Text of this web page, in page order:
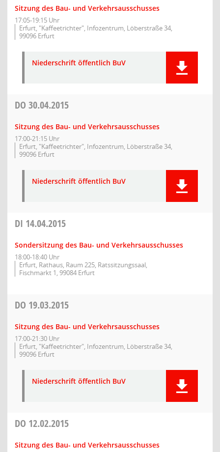
Sitzung des Bau- und Verkehrsausschusses
17:05-19:15 Uhr
Erfurt, "Kaffeetrichter", Infozentrum, Löberstraße 34,
99096 Erfurt
Niederschrift öffentlich BuV
DO 30.04.2015
Sitzung des Bau- und Verkehrsausschusses
17:00-21:15 Uhr
Erfurt, "Kaffeetrichter", Infozentrum, Löberstraße 34,
99096 Erfurt
Niederschrift öffentlich BuV
DI 14.04.2015
Sondersitzung des Bau- und Verkehrsausschusses
18:00-18:40 Uhr
Erfurt, Rathaus, Raum 225, Ratssitzungssaal,
Fischmarkt 1, 99084 Erfurt
DO 19.03.2015
Sitzung des Bau- und Verkehrsausschusses
17:00-21:30 Uhr
Erfurt, "Kaffeetrichter", Infozentrum, Löberstraße 34,
99096 Erfurt
Niederschrift öffentlich BuV
DO 12.02.2015
Sitzung des Bau- und Verkehrsausschusses